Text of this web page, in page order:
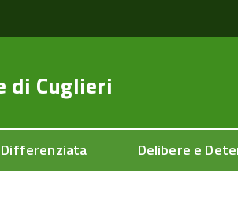
di Cuglieri
Differenziata Delibere e